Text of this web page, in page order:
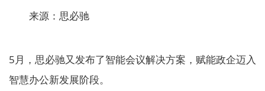
来源：思必驰
5月，思必驰又发布了智能会议解决方案，赋能政企迈入
智慧办公新发展阶段。